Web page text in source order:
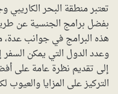
تعتبر منطقة البحر
هذه البرامج في جوانب عدة،
وعدد الدول التي يمكن السفر
التركيز على المزايا والعيوب